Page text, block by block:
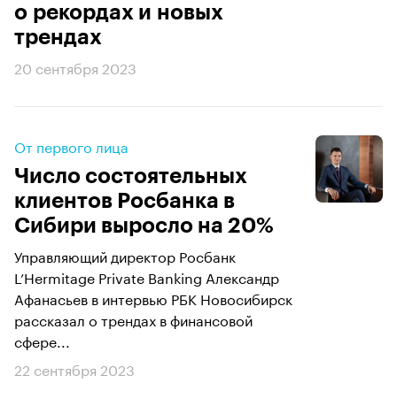
о рекордах и новых
трендах
20 сентября 2023
От первого лица
Число состоятельных
клиентов Росбанка в
Сибири выросло на 20%
Управляющий директор Росбанк
L’Hermitage Private Banking Александр
Афанасьев в интервью РБК Новосибирск
рассказал о трендах в финансовой
сфере...
22 сентября 2023